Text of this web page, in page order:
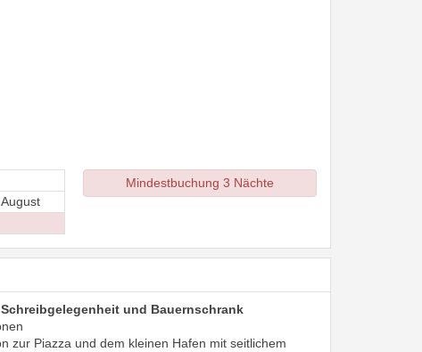
Mindestbuchung 3 Nächte
und Bauernschrank
zur Piazza und dem kleinen Hafen mit seitlichem